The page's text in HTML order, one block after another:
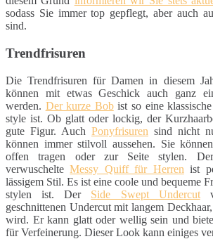
sodass Sie immer top gepflegt, aber auch
sind.
Trendfrisuren
Die Trendfrisuren für Damen in diesem
können mit etwas Geschick auch ganz
werden. Der kurze Bobist so eine
style ist. Ob glatt oder lockig, der
gute Figur. Auch Ponyfrisuren sind nicht
können immer stilvoll aussehen. Sie
offen tragen oder zur Seite stylen.
verwuschelteMessy Quiff für Herren ist
lässigem Stil. Es ist eine coole und bequeme
stylen ist. Der Side Swept Undercut
geschnittenen Undercut mit langem
wird. Er kann glatt oder wellig sein und
für Verfeinerung. Dieser Look kann einiges